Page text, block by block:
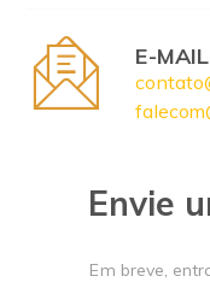
E-MAIL
Envie
Em breve,